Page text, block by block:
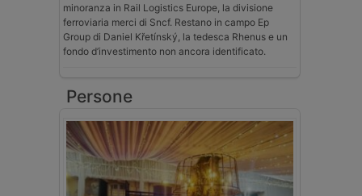
minoranza in Rail Logistics Europe, la divisione
ferroviaria merci di Sncf. Restano in campo Ep
Group di Daniel Křetínský, la tedesca Rhenus e un
fondo d’investimento non ancora identificato.
Persone